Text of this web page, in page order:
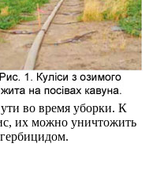
во время уборки. К
их можно уничтожить